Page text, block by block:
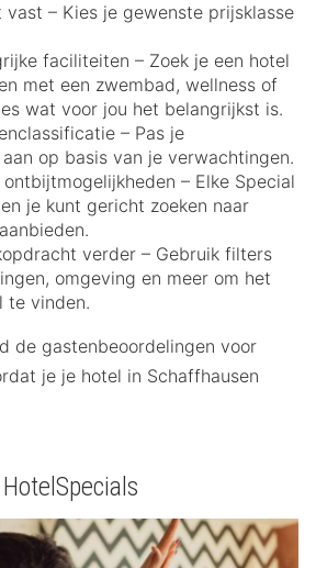
– Kies je gewenste prijsklasse
faciliteiten – Zoek je een hotel
met een zwembad, wellness of
wat voor jou het belangrijkst is.
– Pas je
op basis van je verwachtingen.
– Elke Special
je kunt gericht zoeken naar
verder – Gebruik filters
omgeving en meer om het
te vinden.
de gastenbeoordelingen voor
je je hotel in Schaffhausen